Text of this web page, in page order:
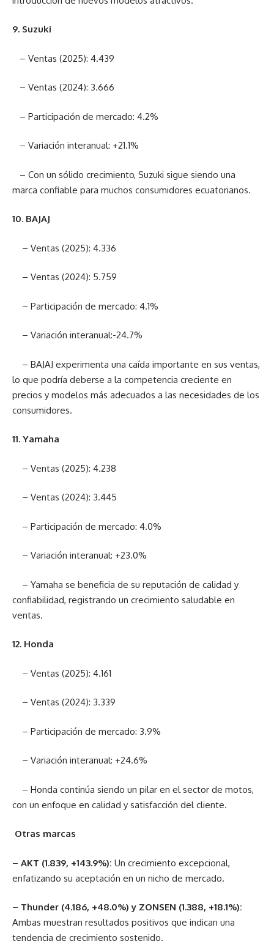
9. Suzuki
– Ventas (2025): 4.439
– Ventas (2024): 3.666
– Participación de mercado: 4.2%
– Variación interanual: +21.1%
– Con un sólido crecimiento, Suzuki sigue siendo una
marca confiable para muchos consumidores ecuatorianos.
10. BAJAJ
– Ventas (2025): 4.336
– Ventas (2024): 5.759
– Participación de mercado: 4.1%
– Variación interanual:-24.7%
– BAJAJ experimenta una caída importante en sus ventas,
lo que podría deberse a la competencia creciente en
precios y modelos más adecuados a las necesidades de los
consumidores.
11. Yamaha
– Ventas (2025): 4.238
– Ventas (2024): 3.445
– Participación de mercado: 4.0%
– Variación interanual: +23.0%
– Yamaha se beneficia de su reputación de calidad y
confiabilidad, registrando un crecimiento saludable en
ventas.
12. Honda
– Ventas (2025): 4.161
– Ventas (2024): 3.339
– Participación de mercado: 3.9%
– Variación interanual: +24.6%
– Honda continúa siendo un pilar en el sector de motos,
con un enfoque en calidad y satisfacción del cliente.
Otras marcas
– AKT (1.839, +143.9%): Un crecimiento excepcional,
enfatizando su aceptación en un nicho de mercado.
– Thunder (4.186, +48.0%) y ZONSEN (1.388, +18.1%):
Ambas muestran resultados positivos que indican una
tendencia de crecimiento sostenido.